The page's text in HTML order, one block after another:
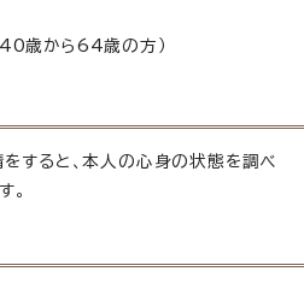
歳から64歳の方）
すると、本人の心身の状態を調べ
。